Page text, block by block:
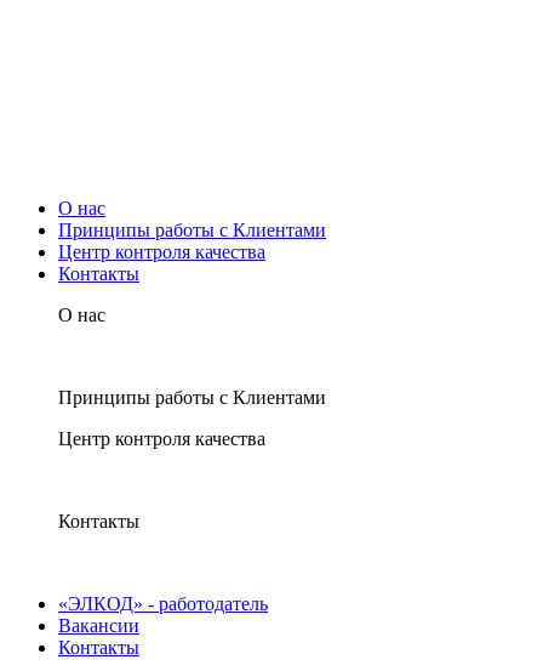
О нас
Принципы работы с Клиентами
Центр контроля качества
Контакты
О нас
Принципы работы с Клиентами
Центр контроля качества
Контакты
«ЭЛКОД» - работодатель
Вакансии
Контакты